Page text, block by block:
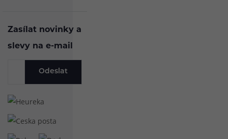
Zasílat novinky a
slevy na e-mail
Odeslat